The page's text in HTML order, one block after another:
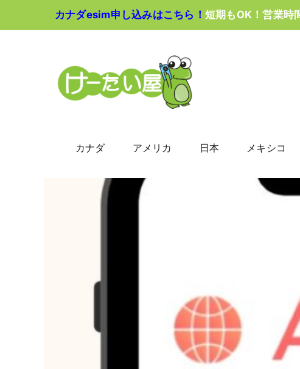
カナダesim申し込みはこちら！ 短期もOK！営業時
カナダ アメリカ 日本 メキシコ